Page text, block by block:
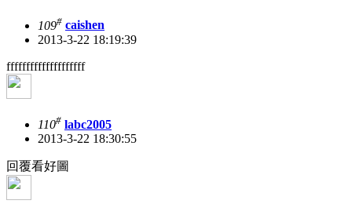
109# caishen
2013-3-22 18:19:39
ffffffffffffffffffff
110# labc2005
2013-3-22 18:30:55
回覆看好圖